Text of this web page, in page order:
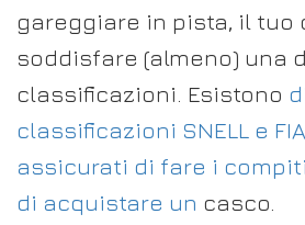
gareggiare in pista, il tuo
soddisfare (almeno) una
classificazioni. Esistono
classificazioni SNELL e
assicurati di fare i
di acquistare un casco.